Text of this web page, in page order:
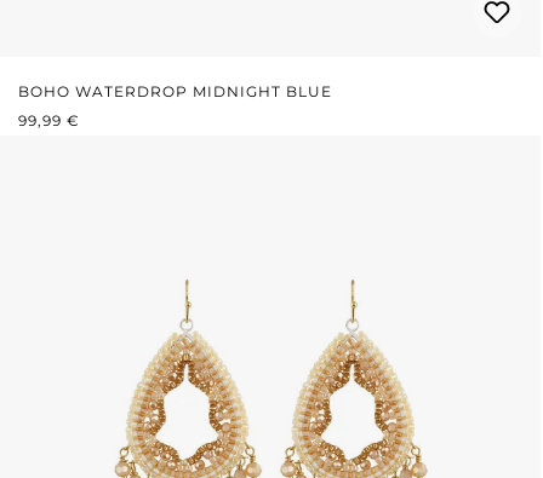
BOHO WATERDROP MIDNIGHT BLUE
REGULÄRER PREIS:
99,99 €